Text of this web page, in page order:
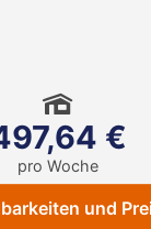
€
pro Woche
und